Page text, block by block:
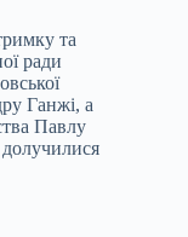
та
ради
Ганжі, а
Павлу